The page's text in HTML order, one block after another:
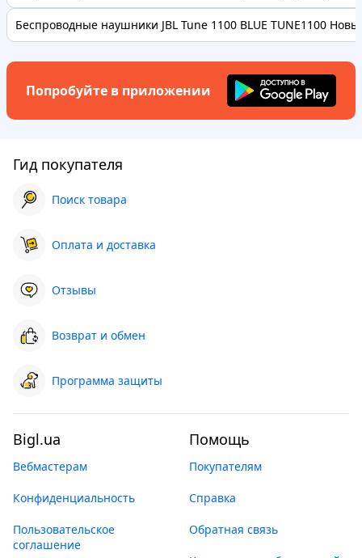
Беспроводные наушники JBL Tune 1100 BLUE TUNE1100
Попробуйте в приложении
Гид покупателя
Поиск товара
Оплата и доставка
Отзывы
Возврат и обмен
Программа защиты
Bigl.ua
Вебмастерам
Конфиденциальность
Пользовательское
соглашение
Помощь
Покупателям
Справка
Обратная связь